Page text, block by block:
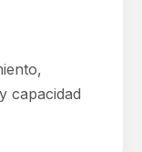
capacidad